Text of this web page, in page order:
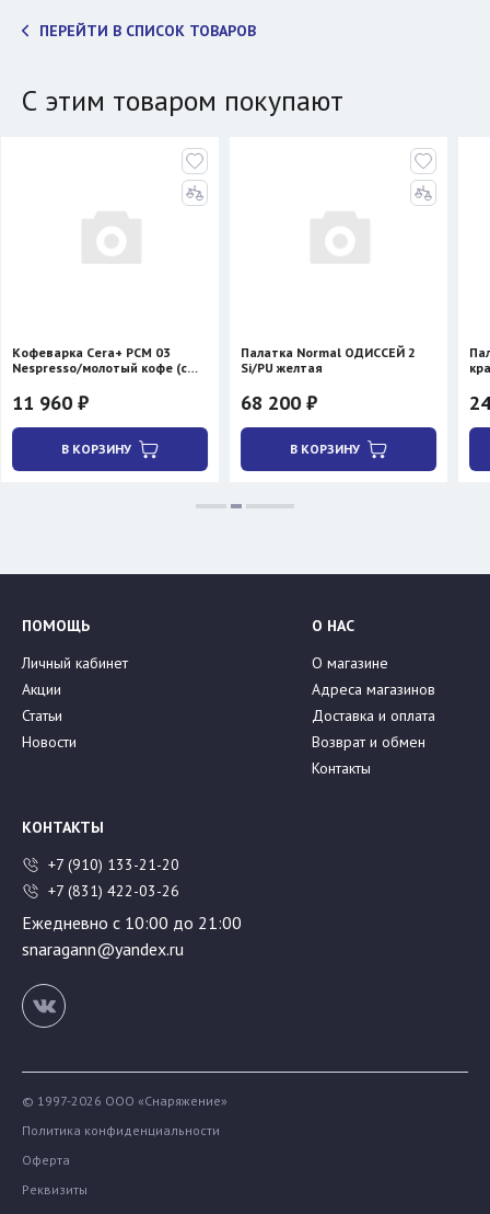
ПЕРЕЙТИ В СПИСОК ТОВАРОВ
С этим товаром покупают
Cera+ PCM 03
кофе (с
Палатка Normal ОДИССЕЙ 2
Si/PU желтая
Палатка
28
ПОМОЩЬ
Личный кабинет
Акции
Статьи
Новости
О НАС
О магазине
Адреса магазинов
Доставка и оплата
Возврат и обмен
Контакты
КОНТАКТЫ
+7 (910) 133-21-20
+7 (831) 422-03-26
Ежедневно с 10:00 до 21:00
snaragann@yandex.ru
© 1997-2026 ООО «Снаряжение»
Политика конфиденциальности
Оферта
Реквизиты